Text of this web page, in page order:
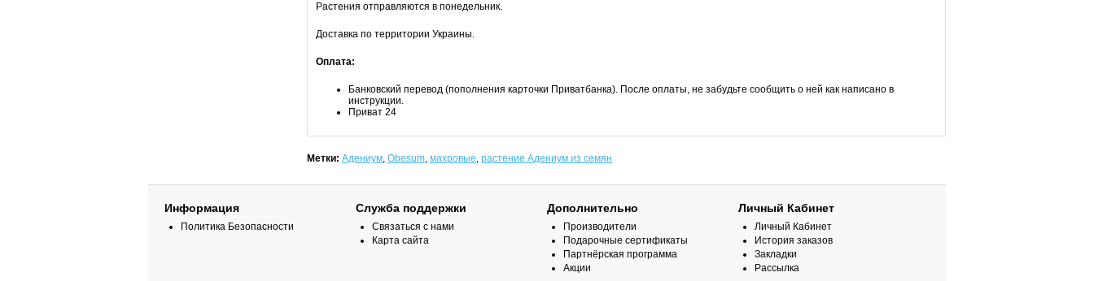
Растения отправляются в понедельник.
Доставка по территории Украины.
Оплата:
Банковский перевод (пополнения карточки Приватбанка). После оплаты, не забудьте сообщить о ней как написано в
инструкции.
Приват 24
Метки: Адениум, Obesum, махровые, растение Адениум из семян
Информация
Политика Безопасности
Служба поддержки
Связаться с нами
Карта сайта
Дополнительно
Производители
Подарочные сертификаты
Партнёрская программа
Акции
Личный Кабинет
Личный Кабинет
История заказов
Закладки
Рассылка